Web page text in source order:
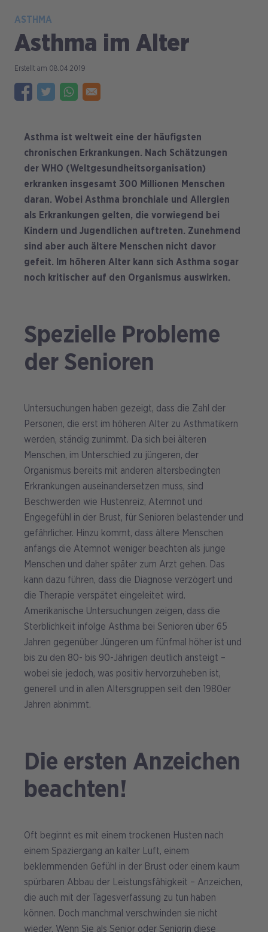
ASTHMA
Asthma im Alter
08.04.2019
Asthma ist weltweit eine der häufigsten
chronischen Erkrankungen. Nach Schätzungen
der WHO (Weltgesundheitsorganisation)
erkranken insgesamt 300 Millionen Menschen
daran. Wobei Asthma bronchiale und Allergien
als Erkrankungen gelten, die vorwiegend bei
Kindern und Jugendlichen auftreten. Zunehmend
sind aber auch ältere Menschen nicht davor
gefeit. Im höheren Alter kann sich Asthma sogar
noch kritischer auf den Organismus auswirken.
Spezielle Probleme
der Senioren
Untersuchungen haben gezeigt, dass die Zahl der
Personen, die erst im höheren Alter zu Asthmatikern
werden, ständig zunimmt. Da sich bei älteren
Menschen, im Unterschied zu jüngeren, der
Organismus bereits mit anderen altersbedingten
Erkrankungen auseinandersetzen muss, sind
Beschwerden wie Hustenreiz, Atemnot und
Engegefühl in der Brust, für Senioren belastender und
gefährlicher. Hinzu kommt, dass ältere Menschen
anfangs die Atemnot weniger beachten als junge
Menschen und daher später zum Arzt gehen. Das
kann dazu führen, dass die Diagnose verzögert und
die Therapie verspätet eingeleitet wird.
Amerikanische Untersuchungen zeigen, dass die
Sterblichkeit infolge Asthma bei Senioren über 65
Jahren gegenüber Jüngeren um fünfmal höher ist und
bis zu den 80- bis 90-Jährigen deutlich ansteigt –
wobei sie jedoch, was positiv hervorzuheben ist,
generell und in allen Altersgruppen seit den 1980er
Jahren abnimmt.
Die ersten Anzeichen
beachten!
Oft beginnt es mit einem trockenen Husten nach
einem Spaziergang an kalter Luft, einem
beklemmenden Gefühl in der Brust oder einem kaum
spürbaren Abbau der Leistungsfähigkeit – Anzeichen,
die auch mit der Tagesverfassung zu tun haben
können. Doch manchmal verschwinden sie nicht
wieder. Wenn Sie als Senior oder Seniorin diese